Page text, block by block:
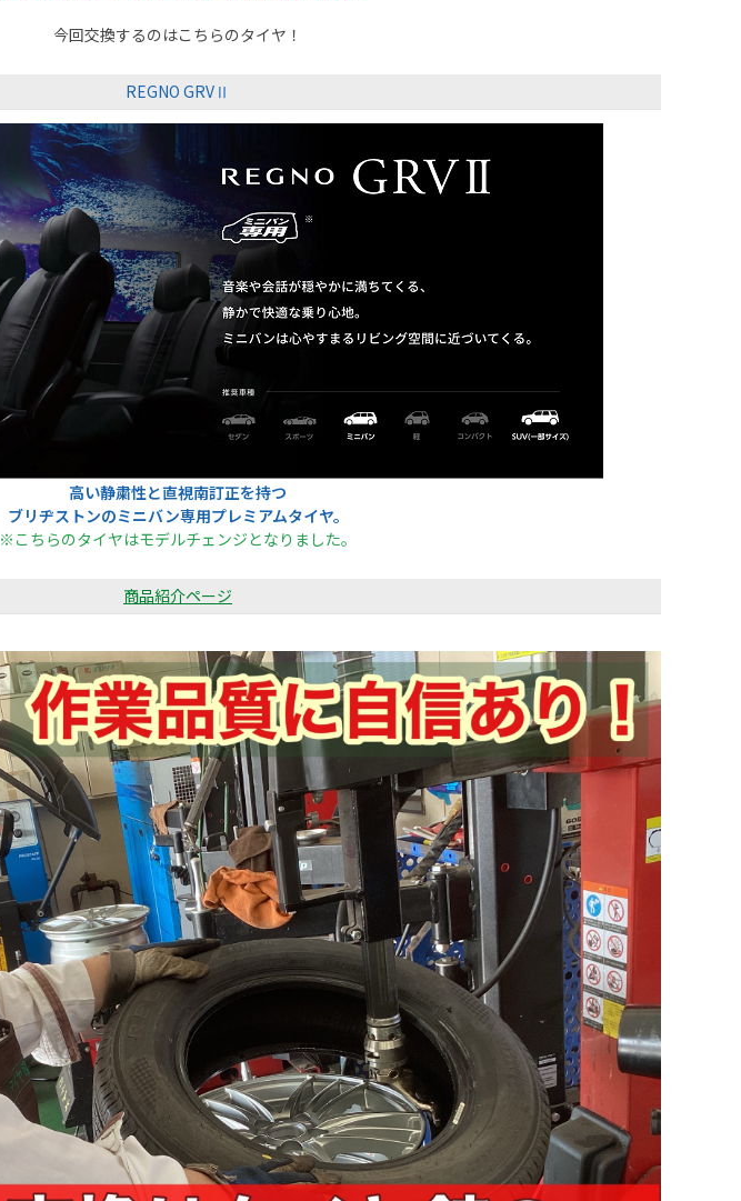
今回交換するのはこちらのタイヤ！
REGNO GRVⅡ
高い静粛性と直視南訂正を持つ
ブリヂストンのミニバン専用プレミアムタイヤ。
※こちらのタイヤはモデルチェンジとなりました。
商品紹介ページ